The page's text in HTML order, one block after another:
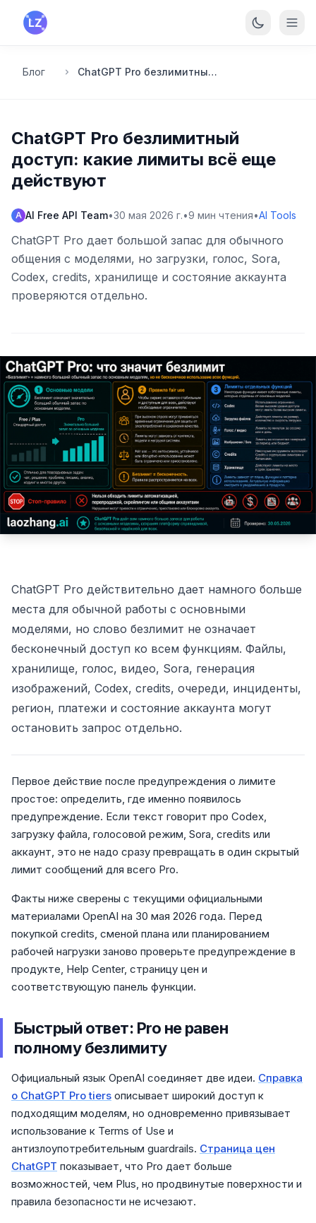
Перейти к основному содержанию
Блог ChatGPT Pro безлимитный доступ: какие лимиты всё еще действуют
ChatGPT Pro безлимитный
доступ: какие лимиты всё еще
действуют
A AI Free API Team•30 мая 2026 г.•9 мин чтения•AI Tools
ChatGPT Pro дает большой запас для обычного
общения с моделями, но загрузки, голос, Sora,
Codex, credits, хранилище и состояние аккаунта
проверяются отдельно.
ChatGPT Pro действительно дает намного больше
места для обычной работы с основными
моделями, но слово безлимит не означает
бесконечный доступ ко всем функциям. Файлы,
хранилище, голос, видео, Sora, генерация
изображений, Codex, credits, очереди, инциденты,
регион, платежи и состояние аккаунта могут
остановить запрос отдельно.
Первое действие после предупреждения о лимите
простое: определить, где именно появилось
предупреждение. Если текст говорит про Codex,
загрузку файла, голосовой режим, Sora, credits или
аккаунт, это не надо сразу превращать в один скрытый
лимит сообщений для всего Pro.
Факты ниже сверены с текущими официальными
материалами OpenAI на 30 мая 2026 года. Перед
покупкой credits, сменой плана или планированием
рабочей нагрузки заново проверьте предупреждение в
продукте, Help Center, страницу цен и
соответствующую панель функции.
Быстрый ответ: Pro не равен
полному безлимиту
Официальный язык OpenAI соединяет две идеи. Справка
о ChatGPT Pro tiers описывает широкий доступ к
подходящим моделям, но одновременно привязывает
использование к Terms of Use и
антизлоупотребительным guardrails. Страница цен
ChatGPT показывает, что Pro дает больше
возможностей, чем Plus, но продвинутые поверхности и
правила безопасности не исчезают.